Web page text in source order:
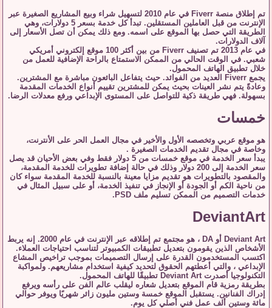
تم إطلاق منصة Fiverr في عام 2010 لتسهيل شراء وبيع المشاريع الصغيرة عبر
الإنترنت من قبل العاملين المستقلين. تبدأ كل خدمة بسعر 5 دولارات، وهي
الطريقة التي حصل بها الموقع على اسمه. ومع ذلك يمكن أن تصل الأسعار إلى
آلاف الدولارات.
في عام 2013 تم تصنيف Fiverr من بين أكثر 100 موقع إلكتروني أمريكي
شعبي. في الوقت الحالي من الممكن الاستمتاع بالراحة الإضافية للعمل من
خلال تطبيق الهاتف المحمول.
يجمع Fiverr العديد من الفوائد. حيث يتفاعل البائعون مباشرة مع المشترين.
وعادةً يتم نشر العينات بحيث يمكن للمشترين تقييم أنواع الخدمات المقدمة
بسهولة. فهي طريقة ذكية للتواصل على المستوى الإبداعي ورفع معدلات الرضا.
خمسات
هو موقع عربي وتخصصه الأول والأخير في مجال العمل الحر على الأنترنت،
وخاصة في مجال تقديم الخدمات الصغيرة .
يبدأ سعر الخدمة في موقع خمسات من 5 دولار فقط وفي بعض الأحيان قد يصل
سعر الخدمة إلى 200 دولار وذلك في حالة إضافة تطويرات للخدمة المقدمة،
والمقصود بالتطويرات هو تقديم مزايا معينة بالنسبة للخدمة المقدمة سواء كان
من ناحية الكم أو الجودة أو الإنجاز في تنفيذ الخدمة، أو على سبيل المثال في
خدمات التصميم من الممكن تسليم ملف PSD.
DeviantArt
Deviant Art أو DA ، هو مجتمع تم إطلاقه عبر الإنترنت في عام 2000. إنه يربط
الأشخاص الذين يقومون بتعديل تطبيقات الكمبيوتر لتناسب احتياجات العملاء.
اكتسب المستخدمون القدرة على إرسال التصميمات بموجب تراخيص المشاع
الإبداعي ، والتي أعطتهم الحقوق لتحديد كيفية استخدام مشاريعهم. ولمواكبة
التكنولوجيا أصدرت Deviant Art تطبيقًا للهاتف المحمول.
بطريقة رمزية قام الموقع بتعديل شعاره ليقلب عالم الفن على رأسه ويرفع
إدراك الفنانين. يستقبل الموقع خمسة وستين مليون زائر شهريًا ويوفر حوالي
مائة وستين ألف عمل فني أصلي كل يوم.